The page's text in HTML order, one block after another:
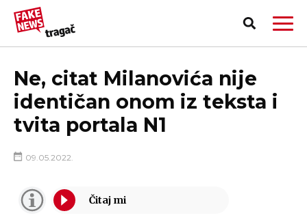
Ne, citat Milanovića nije
identičan onom iz teksta i
tvita portala N1
09.05.2022.